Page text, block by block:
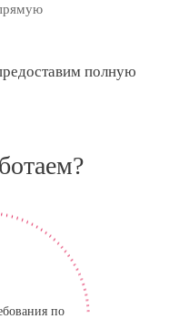
полную
по